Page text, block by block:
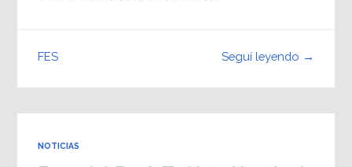
Seguí leyendo →
FES
NOTICIAS